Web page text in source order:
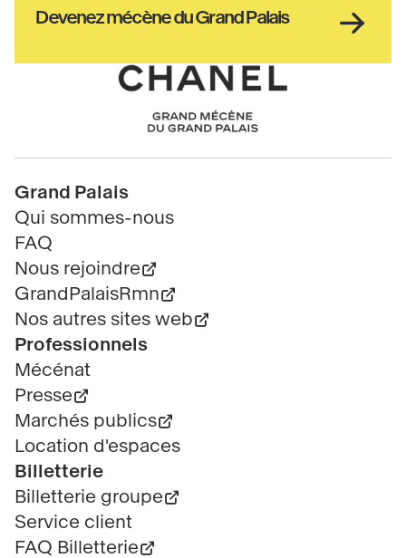
Haut
de
Devenez mécène du Grand Palais
Chanel
Pied
de
page
Grand Palais
Qui sommes-nous
FAQ
Nous rejoindre
GrandPalaisRmn
Nos autres sites web
Professionnels
Mécénat
Presse
Marchés publics
Location d'espaces
Billetterie
Billetterie groupe
Service client
FAQ Billetterie